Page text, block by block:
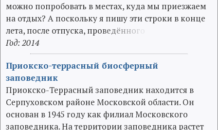
можно попробовать в местах, куда мы приезжаем
на отдых? А поскольку я пишу эти строки в конце
лета, после отпуска, проведённог
Год: 2014
Приокско-террасный биосферный
заповедник
Приокско-Террасный заповедник находится в
Серпуховском районе Московской области. Он
основан в 1945 году как филиал Московского
заповедника. На территории заповедника растет